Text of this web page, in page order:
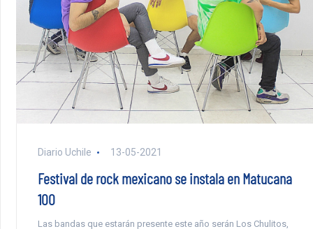
Diario Uchile 13-05-2021
Festival de rock mexicano se instala en Matucana
100
Las bandas que estarán presente este año serán Los Chulitos,